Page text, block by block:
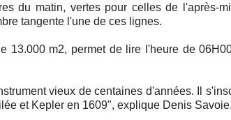
du matin, vertes pour celles de l'après-
tangente l'une de ces lignes.
13.000 m2, permet de lire l'heure de
vieux de centaines d'années. Il
et Kepler en 1609", explique Denis Savoie.